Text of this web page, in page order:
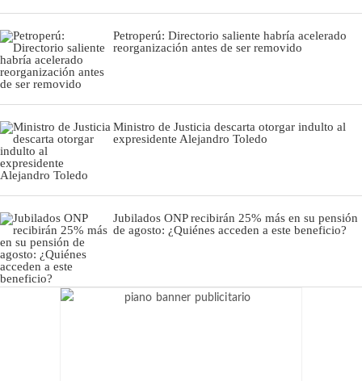
Petroperú: Directorio saliente habría acelerado
reorganización antes de ser removido
Ministro de Justicia descarta otorgar indulto al
expresidente Alejandro Toledo
Jubilados ONP recibirán 25% más en su pensión
de agosto: ¿Quiénes acceden a este beneficio?